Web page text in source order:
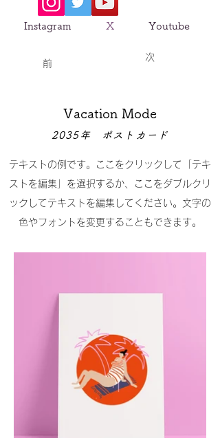
​ Instagram X Youtube
前
次
Vacation Mode
2035年 ポストカード
テキストの例です。ここをクリックして「テキ
ストを編集」を選択するか、ここをダブルクリ
ックしてテキストを編集してください。文字の
色やフォントを変更することもできます。